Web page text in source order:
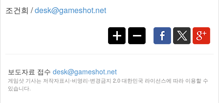
조건희 /desk@gameshot.net
보도자료 접수 desk@gameshot.net
게임샷 기사는 저작자표시-비영리-변경금지 2.0 대한민국 라이선스에 따라 이용할 수
있습니다.